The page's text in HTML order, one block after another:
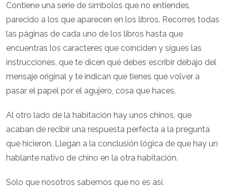
Contiene una serie de símbolos que no entiendes,
parecido a los que aparecen en los libros. Recorres todas
las páginas de cada uno de los libros hasta que
encuentras los caracteres que coinciden y sigues las
instrucciones, que te dicen qué debes escribir debajo del
mensaje original y te indican que tienes que volver a
pasar el papel por el agujero, cosa que haces.
Al otro lado de la habitación hay unos chinos, que
acaban de recibir una respuesta perfecta a la pregunta
que hicieron. Llegan a la conclusión lógica de que hay un
hablante nativo de chino en la otra habitación.
Solo que nosotros sabemos que no es así.